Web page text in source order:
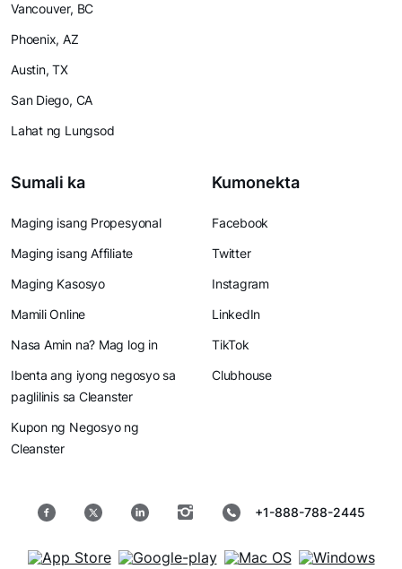
Vancouver, BC
Phoenix, AZ
Austin, TX
San Diego, CA
Lahat ng Lungsod
Sumali ka
Maging isang Propesyonal
Maging isang Affiliate
Maging Kasosyo
Mamili Online
Nasa Amin na? Mag log in
Ibenta ang iyong negosyo sa
paglilinis sa Cleanster
Kupon ng Negosyo ng
Cleanster
Kumonekta
Facebook
Twitter
Instagram
LinkedIn
TikTok
Clubhouse
+1-888-788-2445